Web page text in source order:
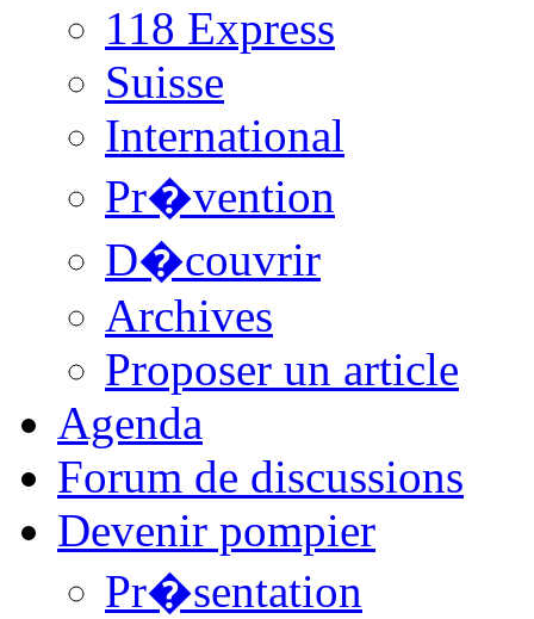
118 Express
Suisse
International
Pr�vention
D�couvrir
Archives
Proposer un article
Agenda
Forum de discussions
Devenir pompier
Pr�sentation